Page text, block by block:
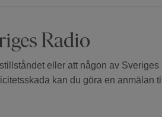
Radio
eller att någon av Sveriges
kan du göra en anmälan till